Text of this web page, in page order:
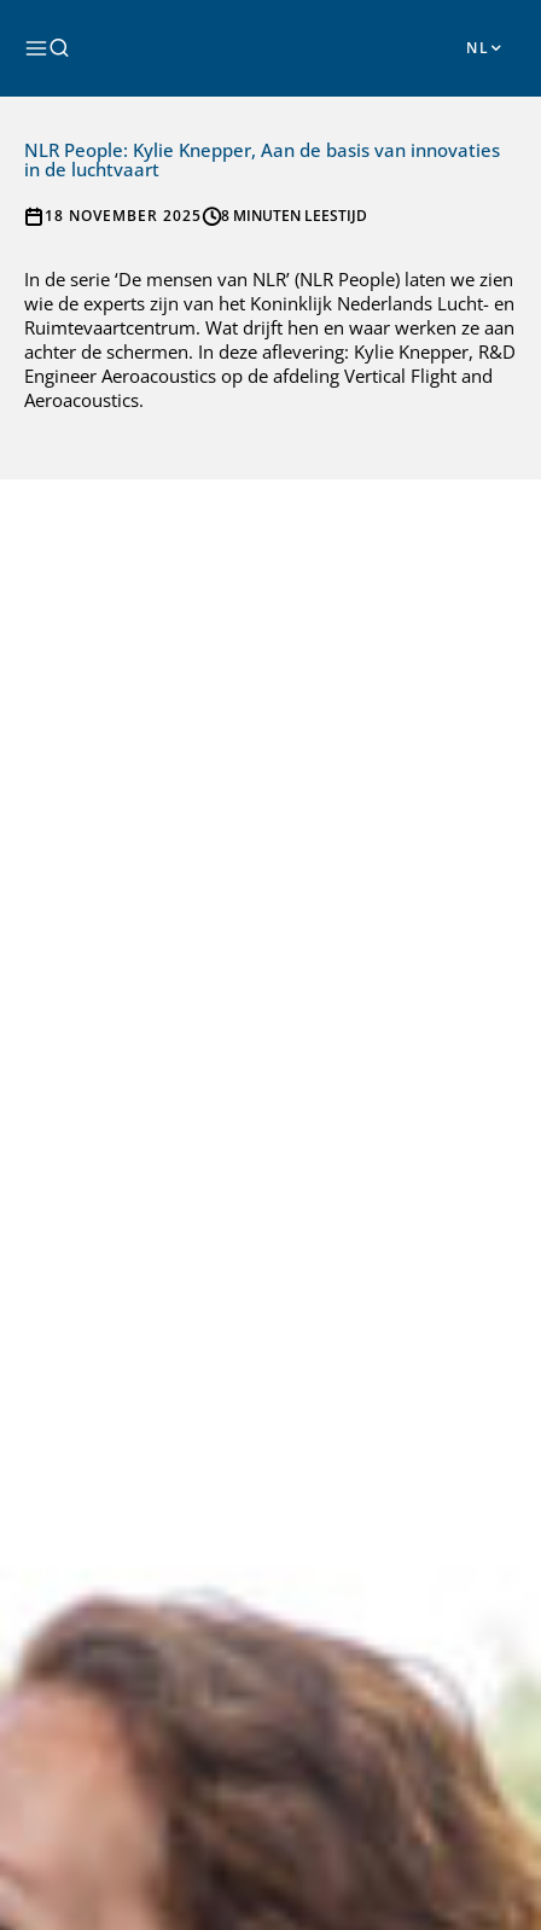
naar Zoeken
NLR People: Kylie Knepper, Aan de basis van innovaties
in de luchtvaart
18 NOVEMBER 2025 8 MINUTEN LEESTIJD
In de serie ‘De mensen van NLR’ (NLR People) laten we zien
wie de experts zijn van het Koninklijk Nederlands Lucht- en
Ruimtevaartcentrum. Wat drijft hen en waar werken ze aan
achter de schermen. In deze aflevering: Kylie Knepper, R&D
Engineer Aeroacoustics op de afdeling Vertical Flight and
Aeroacoustics.